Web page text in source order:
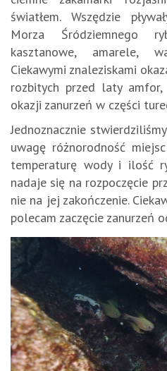
światłem. Wszędzie
Morza Śródziemnego
kasztanowe, amarele,
Ciekawymi znaleziskami
rozbitych przed laty
okazji zanurzeń w części
Jednoznacznie
uwagę różnorodność
temperaturę wody i ilość
nadaje się na rozpoczęcie
nie na jej zakończenie.
polecam zaczęcie zanurzeń